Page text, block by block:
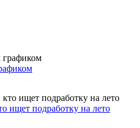
ищет подработку на лето